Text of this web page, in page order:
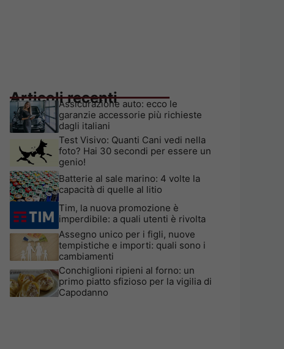
Articoli recenti
Assicurazione auto: ecco le
garanzie accessorie più richieste
dagli italiani
Test Visivo: Quanti Cani vedi nella
foto? Hai 30 secondi per essere un
genio!
Batterie al sale marino: 4 volte la
capacità di quelle al litio
Tim, la nuova promozione è
imperdibile: a quali utenti è rivolta
Assegno unico per i figli, nuove
tempistiche e importi: quali sono i
cambiamenti
Conchiglioni ripieni al forno: un
primo piatto sfizioso per la vigilia di
Capodanno